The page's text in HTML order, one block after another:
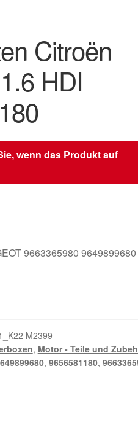
Citroën
HDI
wenn das Produkt auf
9663365980 9649899680
M2399
, Motor - Teile und
, 9656581180,